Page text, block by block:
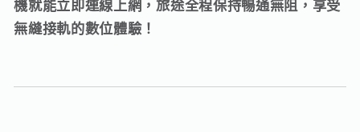
機就能立即連線上網，旅途全程保持暢通無阻， 享受
無縫接軌的數位體驗！